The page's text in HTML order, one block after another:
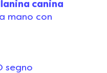
canina
mano con
segno